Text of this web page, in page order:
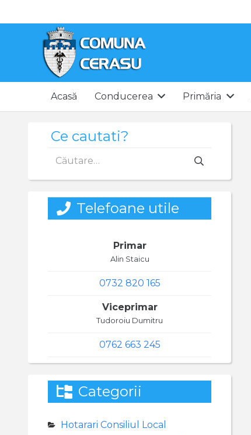
Acasă Conducerea Primăria
Ce cautati?
după:
Telefoane utile
Primar
Alin Staicu
0732 820 165
Viceprimar
Tudoroiu Dumitru
0762 663 245
Categorii
Hotarari Consiliul Local